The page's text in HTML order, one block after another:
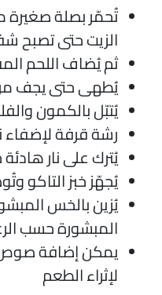
تُحمّر بصلة صغيرة
الزيت حتى تصبح
ثم يُضاف اللحم
يُطهى حتى يجف من
يُتبّل بالكمون
رشة قرفة لإضفاء
يُترك على نار هادئة
يُجهّز خبز التاكو
يُزين بالخس المبشور
المبشورة حسب
يمكن إضافة صوص
لإثراء الطعم